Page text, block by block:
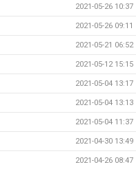
2021-05-26 10:37
2021-05-26 09:11
2021-05-21 06:52
2021-05-12 15:15
2021-05-04 13:17
2021-05-04 13:13
2021-05-04 11:37
2021-04-30 13:49
2021-04-26 08:47